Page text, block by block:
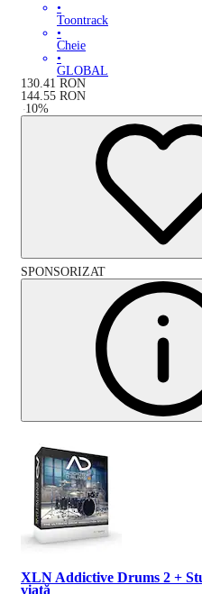
•
Toontrack
•
Cheie
•
GLOBAL
130.41 RON
144.55 RON
-10%
SPONSORIZAT
XLN Addictive Drums 2 +
viață